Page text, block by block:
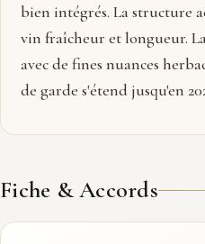
bien intégrés. La structure
vin fraîcheur et longueur.
avec de fines nuances
de garde s'étend jusqu'en
Fiche & Accords